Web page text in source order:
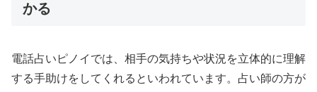
かる
電話占いピノイでは、相手の気持ちや状況を立体的に理解
する手助けをしてくれるといわれています。占い師の方が